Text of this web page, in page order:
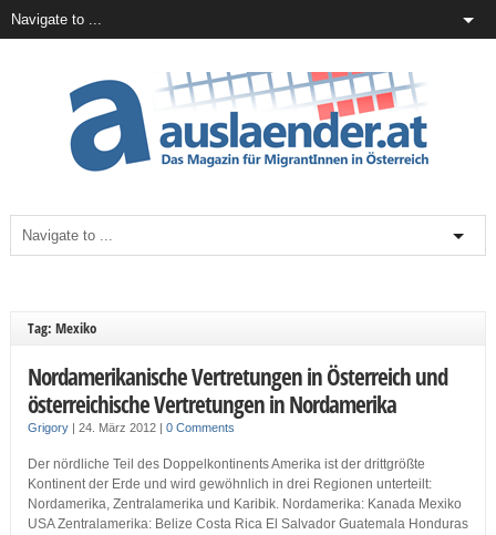
Tag: Mexiko
Nordamerikanische Vertretungen in Österreich und
österreichische Vertretungen in Nordamerika
Grigory| 24. März 2012 | 0 Comments
Der nördliche Teil des Doppelkontinents Amerika ist der drittgrößte
Kontinent der Erde und wird gewöhnlich in drei Regionen unterteilt:
Nordamerika, Zentralamerika und Karibik. Nordamerika: Kanada Mexiko
USA Zentralamerika: Belize Costa Rica El Salvador Guatemala Honduras